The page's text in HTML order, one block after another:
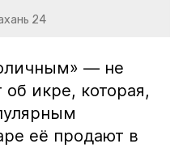
24
— не
икре, которая,
её продают в